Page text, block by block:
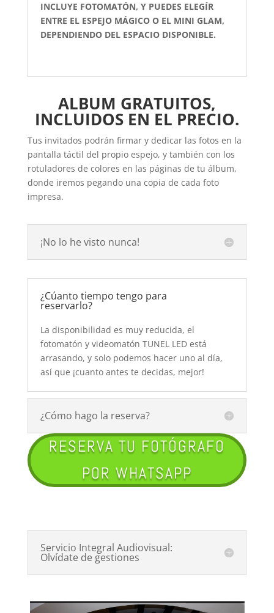
INCLUYE FOTOMATÓN, Y PUEDES ELEGÍR
ENTRE EL ESPEJO MÁGICO O EL MINI GLAM,
DEPENDIENDO DEL ESPACIO DISPONIBLE.
ALBUM GRATUITOS,
INCLUIDOS EN EL PRECIO.
Tus invitados podrán firmar y dedicar las fotos en la
pantalla táctil del propio espejo, y también con los
rotuladores de colores en las páginas de tu álbum,
donde iremos pegando una copia de cada foto
impresa.
¡No lo he visto nunca!
¿Cúanto tiempo tengo para
reservarlo?
La disponibilidad es muy reducida, el
fotomatón y videomatón TUNEL LED está
arrasando, y solo podemos hacer uno al día,
así que ¡cuanto antes te decidas, mejor!
¿Cómo hago la reserva?
RESERVA TU FOTÓGRAFO
POR WHATSAPP
Servicio Integral Audiovisual:
Olvídate de gestiones